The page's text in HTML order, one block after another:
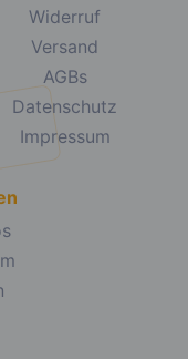
Widerruf
Versand
AGBs
Datenschutz
Impressum